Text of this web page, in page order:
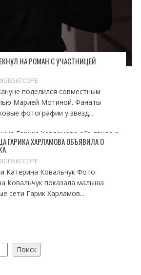
НА РОМАН С УЧАСТНИЦЕЙ
поделился совместным
Марией Мотиной. Фанаты
фотографии у звезд...
ГАРИКА ХАРЛАМОВА ОБЪЯВИЛА О
Катерина Ковальчук Фото:
Ковальчук показала малыша
сети Гарик Харламов...
Поиск